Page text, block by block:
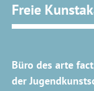
Freie
Büro des arte
der